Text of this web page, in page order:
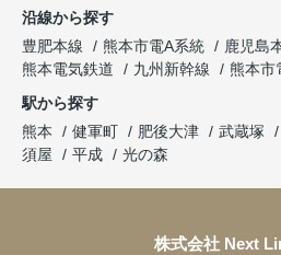
沿線から探す
豊肥本線
熊本市電A系統 鹿児島
熊本電気鉄道
九州新幹線
熊本市
駅から探す
熊本
健軍町 肥後大津 武蔵塚
須屋
平成 光の森
株式会社 Next